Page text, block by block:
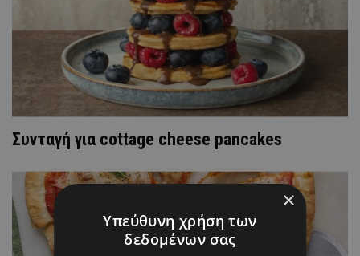
Συνταγή για cottage cheese pancakes
×
Υπεύθυνη χρήση των
δεδομένων σας